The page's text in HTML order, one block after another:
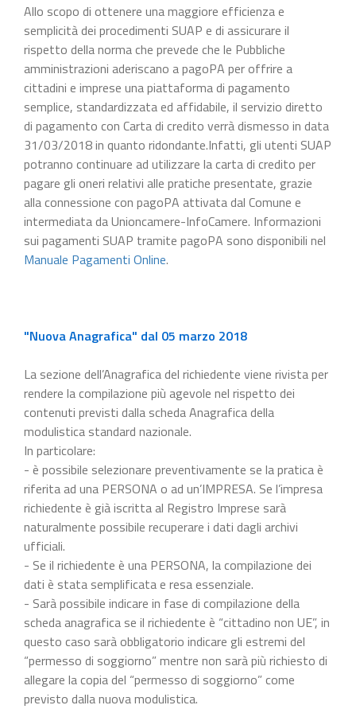
Allo scopo di ottenere una maggiore efficienza e
semplicità dei procedimenti SUAP e di assicurare il
rispetto della norma che prevede che le Pubbliche
amministrazioni aderiscano a pagoPA per offrire a
cittadini e imprese una piattaforma di pagamento
semplice, standardizzata ed affidabile, il servizio diretto
di pagamento con Carta di credito verrà dismesso in data
31/03/2018 in quanto ridondante.Infatti, gli utenti SUAP
potranno continuare ad utilizzare la carta di credito per
pagare gli oneri relativi alle pratiche presentate, grazie
alla connessione con pagoPA attivata dal Comune e
intermediata da Unioncamere-InfoCamere. Informazioni
sui pagamenti SUAP tramite pagoPA sono disponibili nel
Manuale Pagamenti Online.
"Nuova Anagrafica" dal 05 marzo 2018
La sezione dell’Anagrafica del richiedente viene rivista per
rendere la compilazione più agevole nel rispetto dei
contenuti previsti dalla scheda Anagrafica della
modulistica standard nazionale.
In particolare:
- è possibile selezionare preventivamente se la pratica è
riferita ad una PERSONA o ad un’IMPRESA. Se l’impresa
richiedente è già iscritta al Registro Imprese sarà
naturalmente possibile recuperare i dati dagli archivi
ufficiali.
- Se il richiedente è una PERSONA, la compilazione dei
dati è stata semplificata e resa essenziale.
- Sarà possibile indicare in fase di compilazione della
scheda anagrafica se il richiedente è “cittadino non UE”, in
questo caso sarà obbligatorio indicare gli estremi del
“permesso di soggiorno” mentre non sarà più richiesto di
allegare la copia del “permesso di soggiorno” come
previsto dalla nuova modulistica.